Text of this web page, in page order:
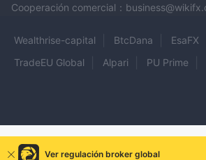
Cooperación comercial：
Wealthrise-capital BtcDana
EsaFX
TradeEU Global
Alpari PU Prime
Trade360
METROTRADE
Fake
STAGE FIVEVer regulación broker global